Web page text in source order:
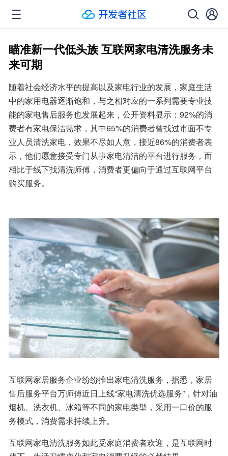
瞄准新一代低头族 互联网家电清洗服务未
来可期
随着社会经济水平的提高以及家电行业的发展，家庭生活
中的家用电器逐渐饱和，与之相对应的一系列需要专业技
能的家电售后服务也发展起来，公开资料显示：92%的消
费者有家电保洁需求，其中65%的消费者曾找过市面不专
业人员清洗家电，效果不尽如人意，接近86%的消费者表
示，他们愿意接受专门从事家电清洁的平台进行服务，而
相比于线下找清洗师傅，消费者更偏向于通过互联网平台
购买服务。
互联网家居服务企业纷纷推出家电清洗服务，据悉，家居
售后服务平台万师傅近日上线“家电清洗优选服务”，针对油
烟机、洗衣机、冰箱等不同的家电类型，采用一口价的服
务模式，消费需求持续上升。
互联网家电清洗服务如此受家庭消费者欢迎，是互联网时